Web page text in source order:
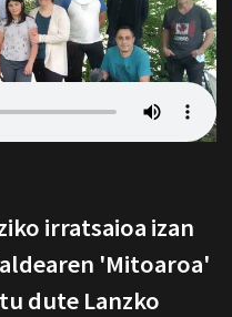
irratsaioa izan
'Mitoaroa'
dute Lanzko